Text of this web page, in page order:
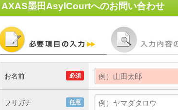
AXAS墨田AsylCourtへのお問い合わせ
必須
お名前
任意
フリガナ